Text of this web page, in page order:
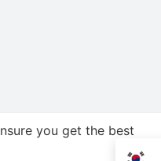
you get the best